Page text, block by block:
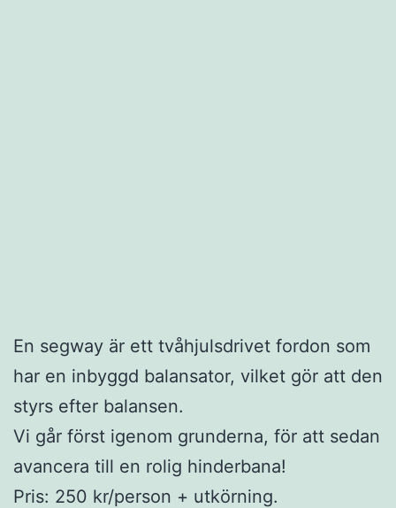
En segway är ett tvåhjulsdrivet fordon som
har en inbyggd balansator, vilket gör att den
styrs efter balansen.
Vi går först igenom grunderna, för att sedan
avancera till en rolig hinderbana!
Pris: 250 kr/person + utkörning.